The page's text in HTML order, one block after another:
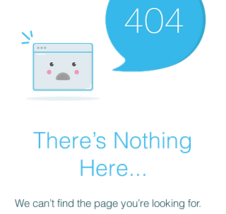
There’s Nothing
Here...
We can’t find the page you’re looking for.